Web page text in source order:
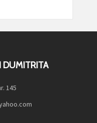
DUMITRITA
145